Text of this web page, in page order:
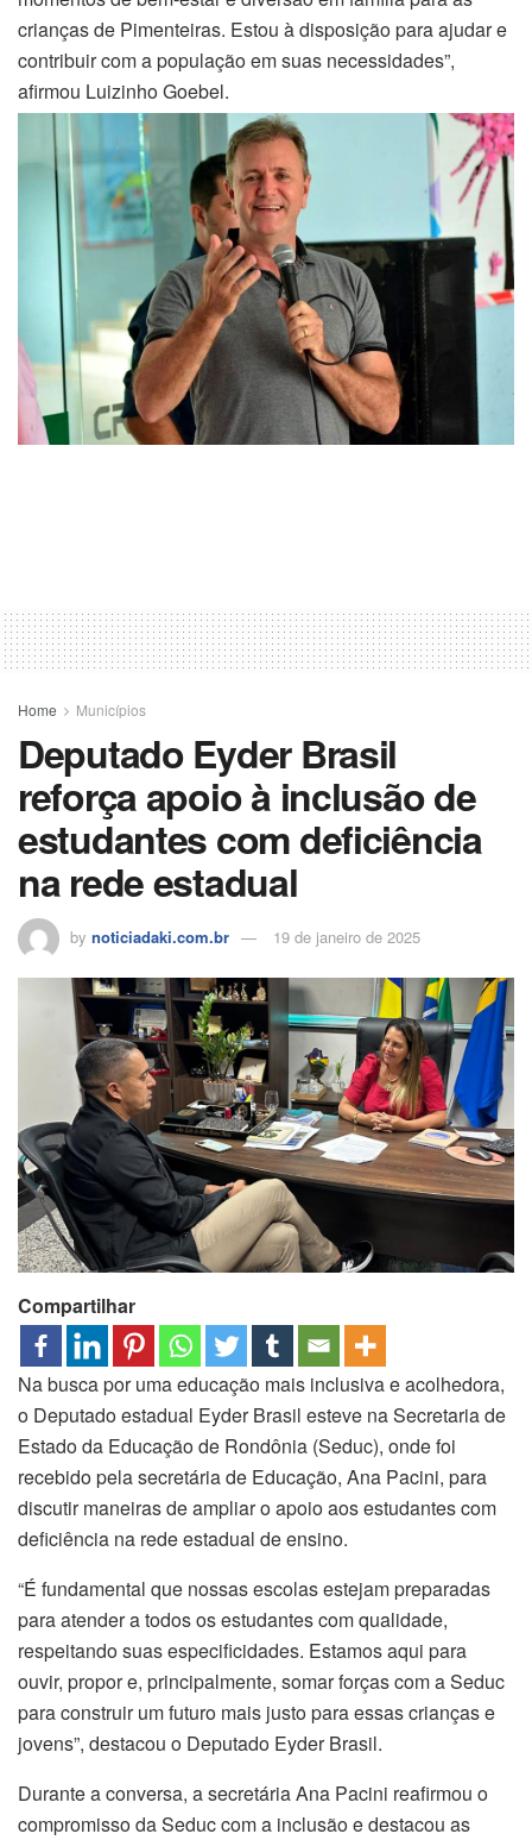
crianças de Pimenteiras. Estou à disposição para ajudar e
contribuir com a população em suas necessidades”,
afirmou Luizinho Goebel.
Home Municípios
Deputado Eyder Brasil
reforça apoio à inclusão de
estudantes com deficiência
na rede estadual
by noticiadaki.com.br 19 de janeiro de 2025
Compartilhar
Na busca por uma educação mais inclusiva e acolhedora,
o Deputado estadual Eyder Brasil esteve na Secretaria de
Estado da Educação de Rondônia (Seduc), onde foi
recebido pela secretária de Educação, Ana Pacini, para
discutir maneiras de ampliar o apoio aos estudantes com
deficiência na rede estadual de ensino.
“É fundamental que nossas escolas estejam preparadas
para atender a todos os estudantes com qualidade,
respeitando suas especificidades. Estamos aqui para
ouvir, propor e, principalmente, somar forças com a Seduc
para construir um futuro mais justo para essas crianças e
jovens”, destacou o Deputado Eyder Brasil.
Durante a conversa, a secretária Ana Pacini reafirmou o
compromisso da Seduc com a inclusão e destacou as